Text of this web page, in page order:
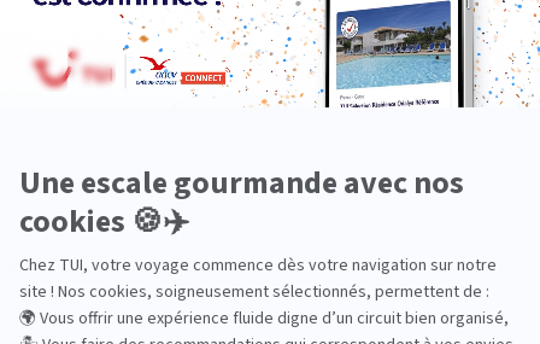
Océan Indien
Adult only
Aventure